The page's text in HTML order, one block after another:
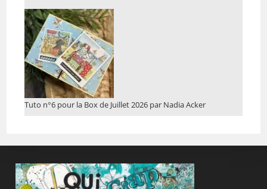
Tuto n°6 pour la Box de Juillet 2026 par Nadia Acker